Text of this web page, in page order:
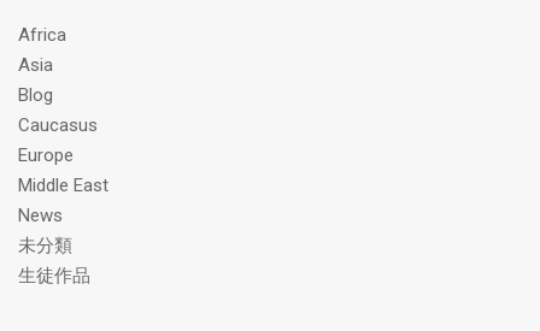
ス
Africa
Asia
Blog
Caucasus
Europe
Middle East
News
未分類
生徒作品